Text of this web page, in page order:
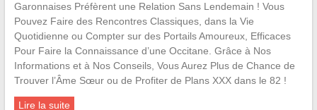
Garonnaises Préfèrent une Relation Sans Lendemain ! Vous
Pouvez Faire des Rencontres Classiques, dans la Vie
Quotidienne ou Compter sur des Portails Amoureux, Efficaces
Pour Faire la Connaissance d’une Occitane. Grâce à Nos
Informations et à Nos Conseils, Vous Aurez Plus de Chance de
Trouver l’Âme Sœur ou de Profiter de Plans XXX dans le 82 !
Lire la suite